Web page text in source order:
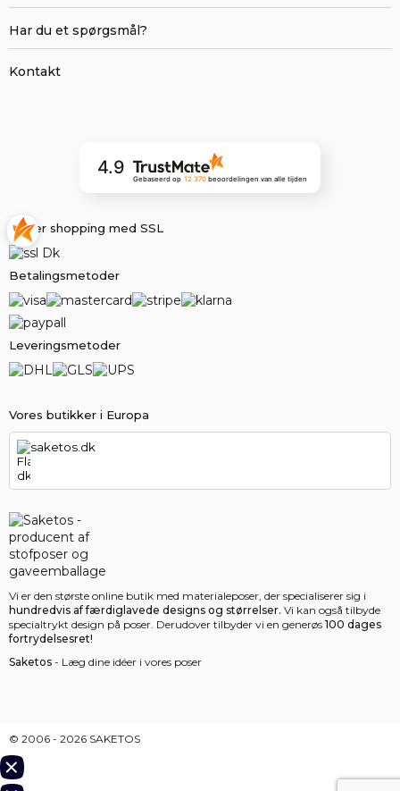
Vi er den største online butik med materialeposer, der specialiserer sig i
hundredvis af færdiglavede designs og størrelser. Vi kan også tilbyde
specialtrykt design på poser. Derudover tilbyder vi en generøs 100 dages
fortrydelsesret!
Saketos - Læg dine idéer i vores poser
Vores butikker i Europa
saketos.dk
Har du et spørgsmål?
Kontakt
4.9
Gebaseerd op 12 370beoordelingen van alle tijden
Sikker shopping med SSL
Betalingsmetoder
Leveringsmetoder
© 2006 - 2026 SAKETOS